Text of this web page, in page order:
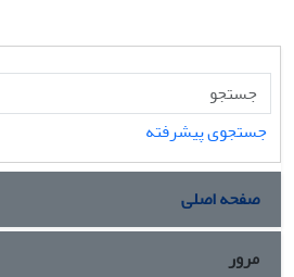
جستجوی پیشرفته
صفحه اصلی
مرور